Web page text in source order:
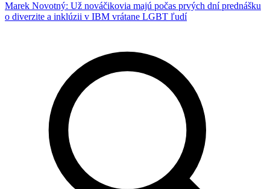
Marek Novotný: Už nováčikovia majú počas prvých dní prednášku
o diverzite a inklúzii v IBM vrátane LGBT ľudí